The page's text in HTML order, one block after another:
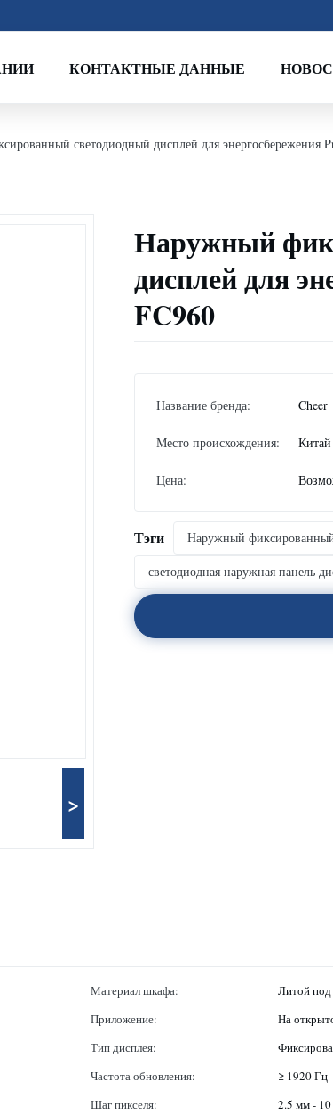
КОНТАКТНЫЕ ДАННЫЕ
светодиодный дисплей для энергосбережения
>
Наружный
дисплей для
FC960
Название бренда: Cheer
Место происхождения: Китай
Цена:
Тэги
Наружный
светодиодная наружная панель
Материал шкафа:
Литой под
Приложение:
На
Тип дисплея:
Частота обновления:
≥ 1920 Гц
Шаг пикселя:
2.5 мм -